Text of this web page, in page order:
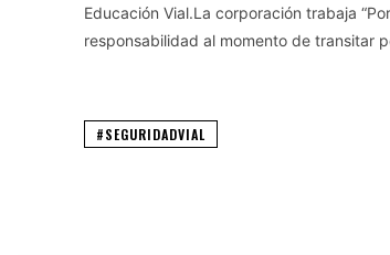
Educación Vial.La corporación trabaja
responsabilidad al momento de transitar
#SEGURIDADVIAL